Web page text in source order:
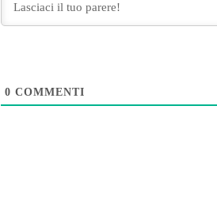
0 COMMENTI